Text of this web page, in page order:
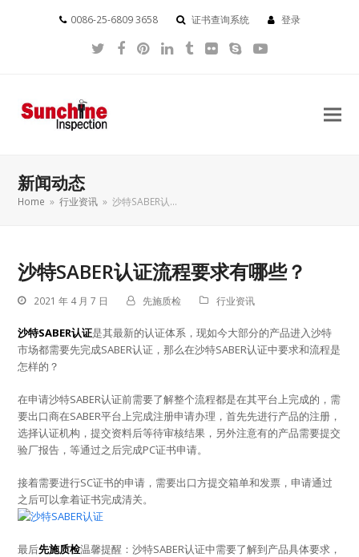
0086-25-6809 3658 证书查询系统 登录
Twitter
Facebook
Pinterest
LinkedIn
Tumblr
FlickrSkypeYouTube
新闻动态
Home » 行业资讯 » 沙特SABER认…
沙特SABER认证流程要求有哪些？
2021 年 4 月 7 日 先施质检 行业资讯
沙特SABER认证是其最新的认证体系，现如今大部分的产品进入沙特
市场都需要先完成SABER认证，那么在沙特SABER认证中要求和流程是
怎样的？
在申请沙特SABER认证前需要了解整个流程都是在其平台上完成的，需
要出口商在SABER平台上完成注册申请办理，首先先进行产品的注册，
选择认证机构，提交资料后等待审核结果，另外注意有的产品需要提交
验厂报告，等通过之后完成PC证书申请。
接着需要进行SC证书的申请，需要出口方提交箱单和发票，申请通过
之后可以拿着证书完成清关。
最后先施质检温馨提醒：沙特SABER认证中需要了解到产品具体要求，